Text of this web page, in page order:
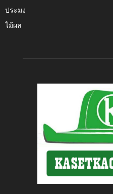
ประมง
ไม้ผล